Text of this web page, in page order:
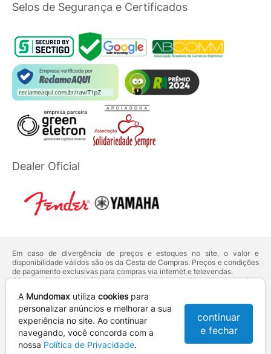
Selos de Segurança e Certificados
Dealer Oficial
Em caso de divergência de preços e estoques no site, o valor e
disponibilidade válidos são os da Cesta de Compras. Preços e condições
de pagamento exclusivas para compras via internet e televendas.
Ofertas válidas até o término de nossos estoques. Para compras acima
deVenda Corporativa.
Os preços apresentados no site prevalecem sobre outros anunciados em
qualquer outro meio de comunicação ou sites de buscas. Código de
Defesa do Consumidor:Lei nº 8.078.
Vendas sujeitas à confirmação de dados e análises de crédito e risco.
A Mundomax utiliza cookiespara
personalizar anúncios e melhorar a sua
experiência no site. Ao continuar
navegando, você concorda com a
nossa Política de Privacidade.
continuar
e fechar